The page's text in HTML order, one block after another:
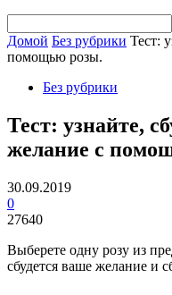
Домой Без рубрики Тест:
помощью розы.
Без рубрики
Тест: узнайте,
желание с
30.09.2019
0
27640
Выберете одну розу из
сбудется ваше желание и